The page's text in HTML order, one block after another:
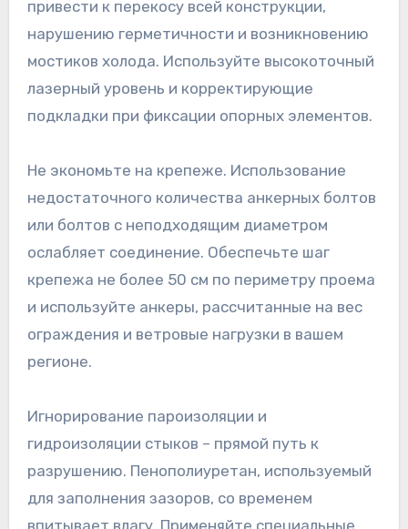
привести к перекосу всей конструкции,
нарушению герметичности и возникновению
мостиков холода. Используйте высокоточный
лазерный уровень и корректирующие
подкладки при фиксации опорных элементов.
Не экономьте на крепеже. Использование
недостаточного количества анкерных болтов
или болтов с неподходящим диаметром
ослабляет соединение. Обеспечьте шаг
крепежа не более 50 см по периметру проема
и используйте анкеры, рассчитанные на вес
ограждения и ветровые нагрузки в вашем
регионе.
Игнорирование пароизоляции и
гидроизоляции стыков – прямой путь к
разрушению. Пенополиуретан, используемый
для заполнения зазоров, со временем
впитывает влагу. Применяйте специальные